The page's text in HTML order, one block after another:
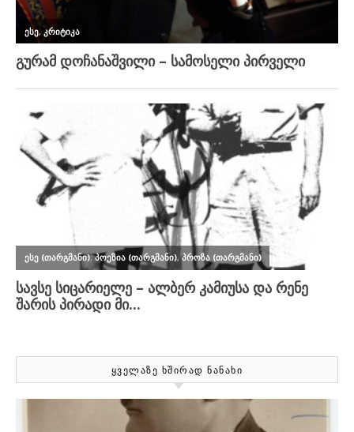
ᲧᲕᲔᲚᲐᲖᲔ ᲮᲨᲘᲠᲐᲓ ᲜᲐᲜᲐᲮᲘ